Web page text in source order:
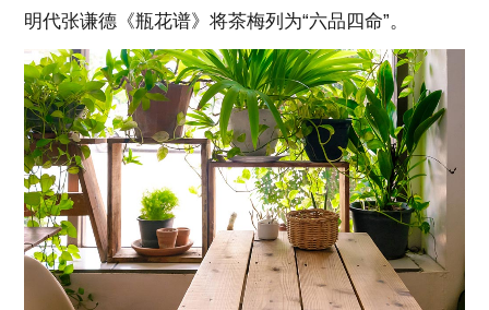
明代张谦德《瓶花谱》将茶梅列为“六品四命”。